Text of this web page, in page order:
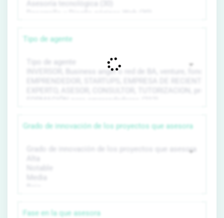
Tipo de agente
Grado de innovación de los proyectos que asesora
Fase en la que asesora